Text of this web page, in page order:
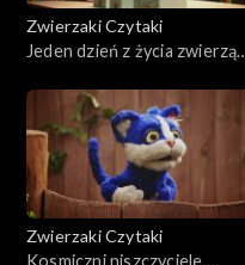
Zwierzaki Czytaki
Jeden dzień z życia zwierząt
Zwierzaki Czytaki